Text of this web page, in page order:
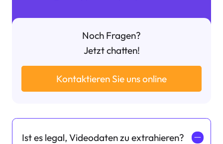
Noch Fragen?
Jetzt chatten!
Kontaktieren Sie uns online
Ist es legal, Videodaten zu extrahieren? 一